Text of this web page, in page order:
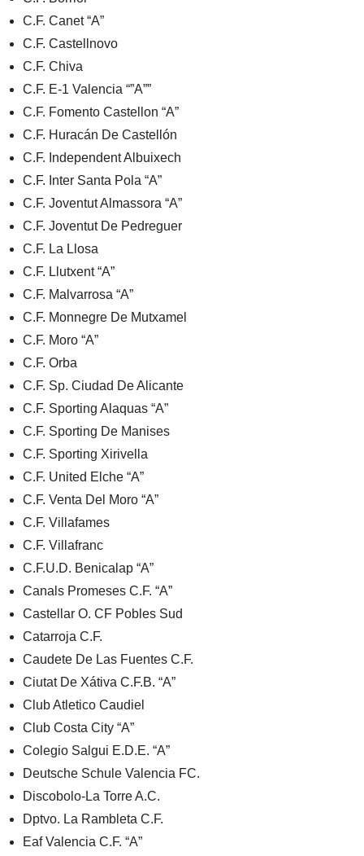
C.F. Canet “A”
C.F. Castellnovo
C.F. Chiva
C.F. E-1 Valencia “”A””
C.F. Fomento Castellon “A”
C.F. Huracán De Castellón
C.F. Independent Albuixech
C.F. Inter Santa Pola “A”
C.F. Joventut Almassora “A”
C.F. Joventut De Pedreguer
C.F. La Llosa
C.F. Llutxent “A”
C.F. Malvarrosa “A”
C.F. Monnegre De Mutxamel
C.F. Moro “A”
C.F. Orba
C.F. Sp. Ciudad De Alicante
C.F. Sporting Alaquas “A”
C.F. Sporting De Manises
C.F. Sporting Xirivella
C.F. United Elche “A”
C.F. Venta Del Moro “A”
C.F. Villafames
C.F. Villafranc
C.F.U.D. Benicalap “A”
Canals Promeses C.F. “A”
Castellar O. CF Pobles Sud
Catarroja C.F.
Caudete De Las Fuentes C.F.
Ciutat De Xátiva C.F.B. “A”
Club Atletico Caudiel
Club Costa City “A”
Colegio Salgui E.D.E. “A”
Deutsche Schule Valencia FC.
Discobolo-La Torre A.C.
Dptvo. La Rambleta C.F.
Eaf Valencia C.F. “A”